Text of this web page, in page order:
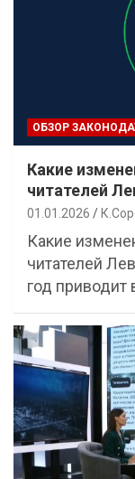
ОБЗОР
Какие
читателей
01.01.2026
Какие
читателей
год приводит